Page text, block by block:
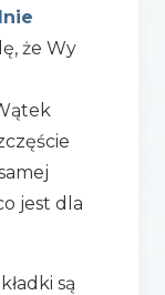
że Wy
jest dla
są